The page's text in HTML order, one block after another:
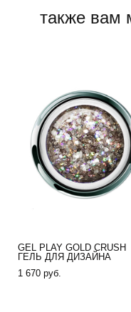
также вам
GEL PLAY GOLD CRUSH
ГЕЛЬ ДЛЯ ДИЗАЙНА
1 670 pуб.